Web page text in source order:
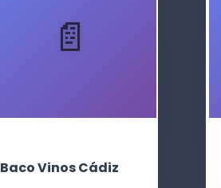
Baco Vinos Cádiz